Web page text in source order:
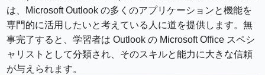
は、Microsoft Outlook の多くのアプリケーションと機能を
専門的に活用したいと考えている人に道を提供します。無
事完了すると、学習者は Outlook の Microsoft Office スペシ
ャリストとして分類され、そのスキルと能力に大きな信頼
が与えられます。